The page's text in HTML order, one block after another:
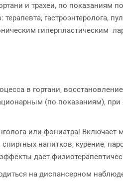
и трахеи, по показаниям
гастроэнтеролога,
гиперпластическим
в гортани,
(по показаниям), при
или фониатра! Включает
напитков, курение,
дает
на диспансерном